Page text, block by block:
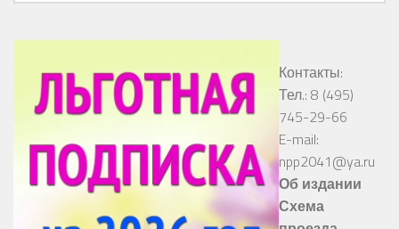
Контакты:
Тел.: 8 (495)
745-29-66
E-mail:
npp2041@ya.ru
Об издании
Схема